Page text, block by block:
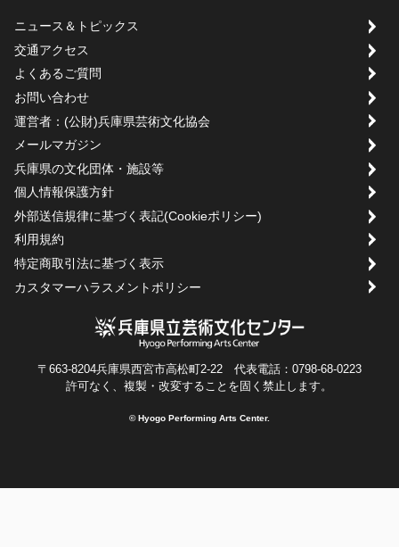
ニュース＆トピックス
交通アクセス
よくあるご質問
お問い合わせ
運営者：(公財)兵庫県芸術文化協会
メールマガジン
兵庫県の文化団体・施設等
個人情報保護方針
外部送信規律に基づく表記(Cookieポリシー)
利用規約
特定商取引法に基づく表示
カスタマーハラスメントポリシー
〒663-8204兵庫県西宮市高松町2-22 代表電話：0798-68-0223
許可なく、複製・改変することを固く禁止します。
© Hyogo Performing Arts Center.